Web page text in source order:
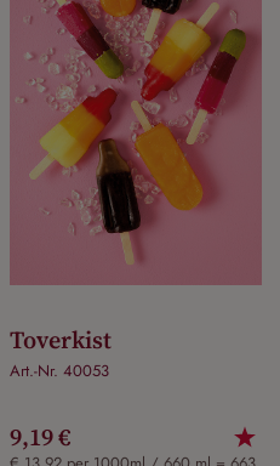
Toverkist
Art.-Nr. 40053
9,19 €